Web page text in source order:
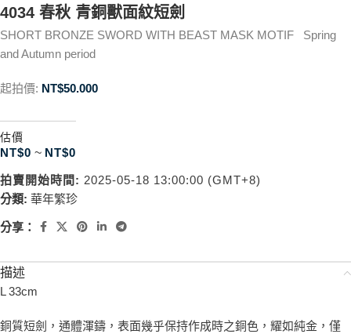
4034 春秋 青銅獸面紋短劍
SHORT BRONZE SWORD WITH BEAST MASK MOTIF Spring
and Autumn period
起拍價: NT$50.000
估價
NT$0 ~ NT$0
拍賣開始時間: 2025-05-18 13:00:00 (GMT+8)
分類: 華年繁珍
分享：
描述
L 33cm
銅質短劍，通體渾鑄，表面幾乎保持作成時之銅色，耀如純金，僅